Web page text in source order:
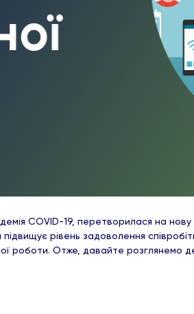
COVID-19, перетворилася на нову
рівень задоволення
роботи. Отже, давайте розглянемо